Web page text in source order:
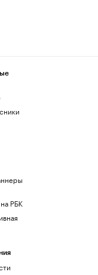
РБК